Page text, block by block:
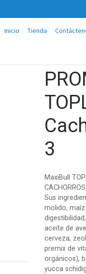
Inicio Tienda
3
MaxiBull
Sus
molido,
aceite de
cerveza,
premix de
orgánicos),
yucca